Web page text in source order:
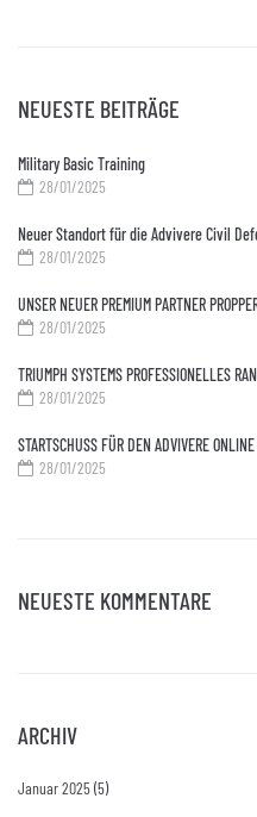
NEUESTE BEITRÄGE
Military Basic Training
28/01/2025
Neuer Standort für die Advivere Civil
28/01/2025
UNSER NEUER PREMIUM PARTNER
28/01/2025
TRIUMPH SYSTEMS PROFESSIONELLES
28/01/2025
STARTSCHUSS FÜR DEN ADVIVERE
28/01/2025
NEUESTE KOMMENTARE
ARCHIV
Januar 2025(5)